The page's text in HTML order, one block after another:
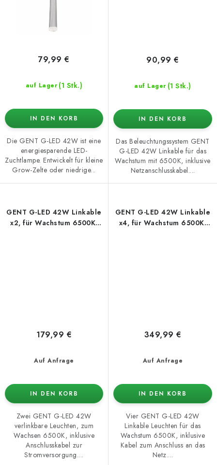
auf Lager (1 Stk.)
79,99 €
IN DEN KORB
Die GENT G-LED 42W ist eine
energiesparende LED-
Zuchtlampe. Entwickelt für kleine
Grow-Zelte oder niedrige...
auf Lager (1 Stk.)
90,99 €
IN DEN KORB
Das Beleuchtungssystem GENT
G-LED 42W Linkable für das
Wachstum mit 6500K, inklusive
Netzanschlusskabel....
GENT G-LED 42W Linkable
x2, für Wachstum 6500K,
Auf Anfrage
179,99 €
IN DEN KORB
Zwei GENT G-LED 42W
verlinkbare Leuchten, zum
Wachsen 6500K, inklusive
Anschlusskabel zur
Stromversorgung....
GENT G-LED 42W Linkable
x4, für Wachstum 6500K,
Auf Anfrage
349,99 €
IN DEN KORB
Vier GENT G-LED 42W
Linkable Leuchten für das
Wachstum 6500K, inklusive
Kabel zum Anschluss an das
Netz....